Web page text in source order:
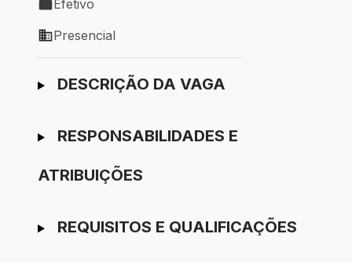
Tipo de vaga: Efetivo
Efetivo
Modelo de trabalho: Presencial
Presencial
Ir para candidatura
DESCRIÇÃO DA VAGA
RESPONSABILIDADES E
ATRIBUIÇÕES
REQUISITOS E QUALIFICAÇÕES